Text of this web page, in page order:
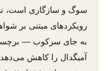
رویکردهای مبتنی بر
به جای سرکوب —
آمیگدال را کاهش می‌دهد